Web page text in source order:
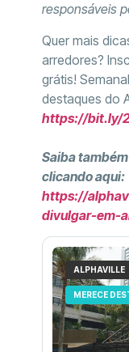
responsáveis
Quer mais
arredores?
grátis!
destaques do
https://bit.ly/
Saiba
clicando aqui:
https://
divulgar-em-
ALPHAVILLE
MERECE